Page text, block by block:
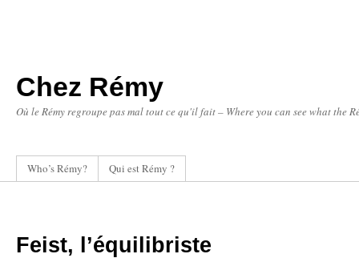
Chez Rémy
Où le Rémy regroupe pas mal tout ce qu'il fait – Where you can see what the
Who’s Rémy? Qui est Rémy ?
Feist, l’équilibriste